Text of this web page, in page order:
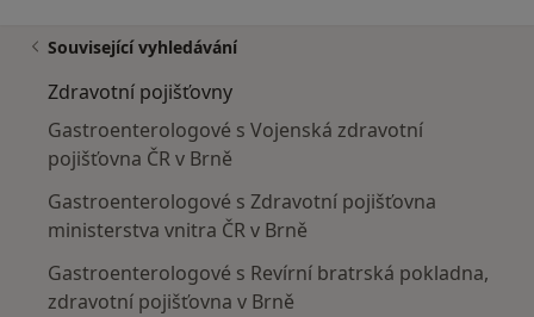
Související vyhledávání
Zdravotní pojišťovny
Gastroenterologové s Vojenská zdravotní
pojišťovna ČR v Brně
Gastroenterologové s Zdravotní pojišťovna
ministerstva vnitra ČR v Brně
Gastroenterologové s Revírní bratrská pokladna,
zdravotní pojišťovna v Brně